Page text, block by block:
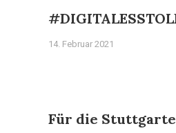
14. Februar 2021
Für die